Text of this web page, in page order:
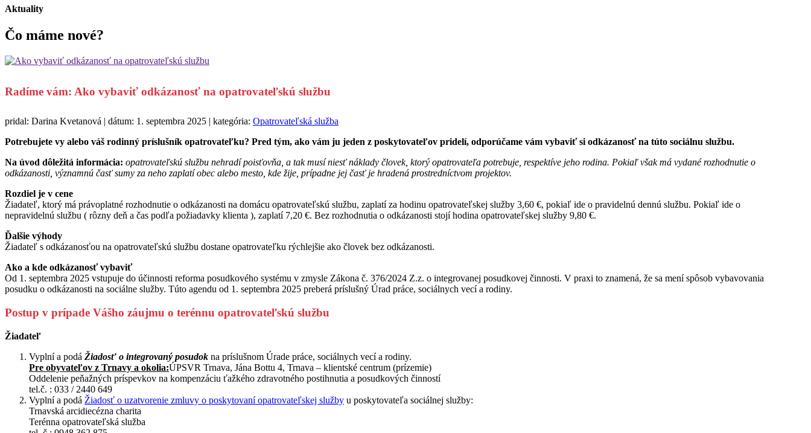
Aktuality
Čo máme nové?
Radíme vám: Ako vybaviť odkázanosť na opatrovateľskú službu
pridal: Darina Kvetanová | dátum: 1. septembra 2025 | kategória: Opatrovateľská služba
Potrebujete vy alebo váš rodinný príslušník opatrovateľku? Pred tým, ako vám ju jeden z poskytovateľov pridelí, odporúčame vám vybaviť si odkázanosť na túto sociálnu službu.
Na úvod dôležitá informácia: opatrovateľskú službu nehradí poisťovňa, a tak musí niesť náklady človek, ktorý opatrovateľa potrebuje, respektíve jeho rodina. Pokiaľ však má vydané rozhodnutie o
odkázanosti, významnú časť sumy za neho zaplatí obec alebo mesto, kde žije, prípadne jej časť je hradená prostredníctvom projektov.
Rozdiel je v cene
Žiadateľ, ktorý má právoplatné rozhodnutie o odkázanosti na domácu opatrovateľskú službu, zaplatí za hodinu opatrovateľskej služby 3,60 €, pokiaľ ide o pravidelnú dennú službu. Pokiaľ ide o
nepravidelnú službu ( rôzny deň a čas podľa požiadavky klienta ), zaplatí 7,20 €. Bez rozhodnutia o odkázanosti stojí hodina opatrovateľskej služby 9,80 €.
Ďalšie výhody
Žiadateľ s odkázanosťou na opatrovateľskú službu dostane opatrovateľku rýchlejšie ako človek bez odkázanosti.
Ako a kde odkázanosť vybaviť
Od 1. septembra 2025 vstupuje do účinnosti reforma posudkového systému v zmysle Zákona č. 376/2024 Z.z. o integrovanej posudkovej činnosti. V praxi to znamená, že sa mení spôsob vybavovania
posudku o odkázanosti na sociálne služby. Túto agendu od 1. septembra 2025 preberá príslušný Úrad práce, sociálnych vecí a rodiny.
Postup v prípade Vášho záujmu o terénnu opatrovateľskú službu
Žiadateľ
Vyplní a podá Žiadosť o integrovaný posudok na príslušnom Úrade práce, sociálnych vecí a rodiny.
Pre obyvateľov z Trnavy a okolia:ÚPSVR Trnava, Jána Bottu 4, Trnava – klientské centrum (prízemie)
Oddelenie peňažných príspevkov na kompenzáciu ťažkého zdravotného postihnutia a posudkových činností
tel.č. : 033 / 2440 649
Vyplní a podá Žiadosť o uzatvorenie zmluvy o poskytovaní opatrovateľskej služby u poskytovateľa sociálnej služby:
Trnavská arcidiecézna charita
Terénna opatrovateľská služba